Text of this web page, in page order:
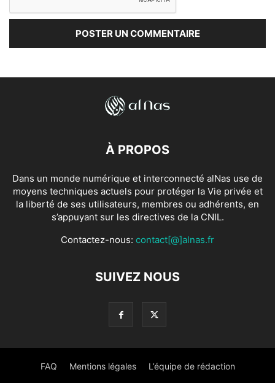
À PROPOS
Dans un monde numérique et interconnecté alNas use de
moyens techniques actuels pour protéger la Vie privée et
la liberté de ses utilisateurs, membres ou adhérents, en
s’appuyant sur les directives de la CNIL.
Contactez-nous: contact[@]alnas.fr
SUIVEZ NOUS
FAQ Mentions légales L’équipe de rédaction